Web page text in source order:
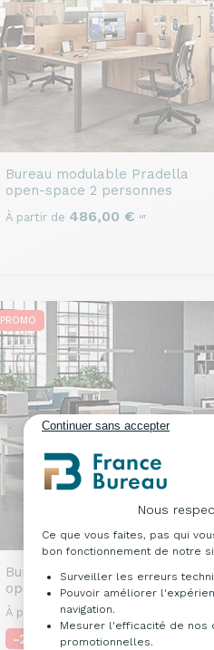
Continuer sans accepter
Nous
Plateforme de
Ce que vous faites, pas qui
bon fonctionnement de notre
Surveiller les erreurs
Pouvoir améliorer
navigation.
Mesurer l'efficacité de nos
promotionnelles.
Bureau modulable Pradella
open-space 2 personnes
À partir de 486,00 € HT
PROMO
Bureau modulableCodos
open-space 2 personnes
À partir de 944,00 €
-20% 755,20 €